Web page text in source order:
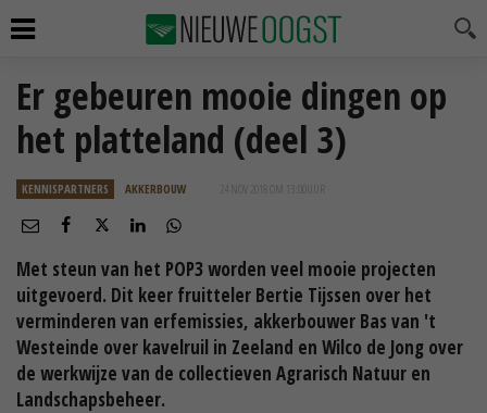
Er gebeuren mooie dingen op
het platteland (deel 3)
KENNISPARTNERS AKKERBOUW 24 NOV 2018 OM 13:00
Met steun van het POP3 worden veel mooie projecten
uitgevoerd. Dit keer fruitteler Bertie Tijssen over het
verminderen van erfemissies, akkerbouwer Bas van 't
Westeinde over kavelruil in Zeeland en Wilco de Jong over
de werkwijze van de collectieven Agrarisch Natuur en
Landschapsbeheer.